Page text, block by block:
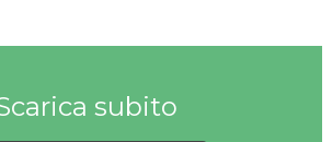
subito